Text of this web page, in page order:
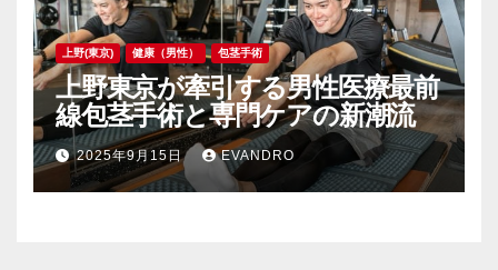
上野(東京) 健康（男性） 包茎手術
上野東京が牽引する男性医療最前
線包茎手術と専門ケアの新潮流
2025年9月15日 EVANDRO